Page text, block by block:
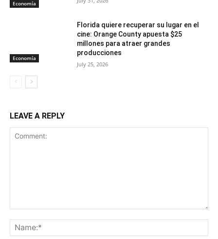
Economía
Economía
Florida quiere recuperar su lugar en el
cine: Orange County apuesta $25
millones para atraer grandes
producciones
July 25, 2026
LEAVE A REPLY